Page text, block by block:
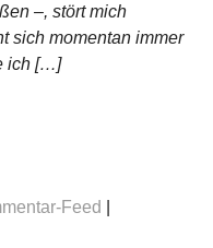
–, stört mich
sich momentan immer
ich […]
Feed